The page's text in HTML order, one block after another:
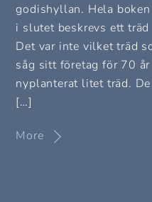
godishyllan. Hela
i slutet beskrevs ett
Det var inte vilket träd
såg sitt företag för 70
nyplanterat litet träd.
[…]
More